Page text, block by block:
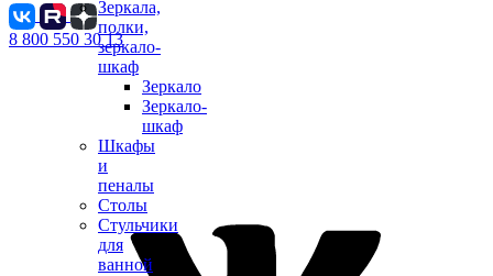
Зеркала,
полки,
зеркало-
шкаф
Зеркало
Зеркало-
шкаф
Шкафы
и
пеналы
Столы
Стульчики
для
ванной
8 800 550 30 13